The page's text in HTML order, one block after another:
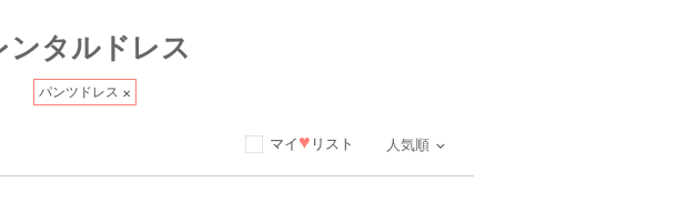
ンタルドレス
パンツドレス
マイ ♥ リスト 人気順